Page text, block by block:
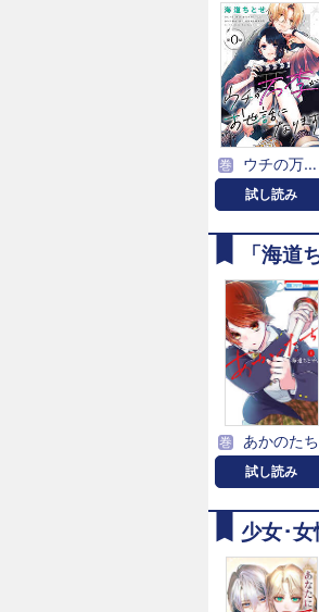
巻 ウチの万李がお世話になります［1話売り］
試し読み
「海道
巻 あかのたち
試し読み
少女･